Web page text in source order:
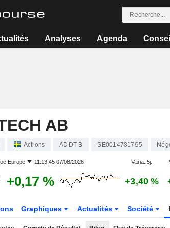
Analyses Agenda
AB
Actions ADDT B SE0014781795
Europe 11:13:45 07/08/2026 Varia. 5j.
+0,17 % +3,40 %
Graphiques Actualités Société